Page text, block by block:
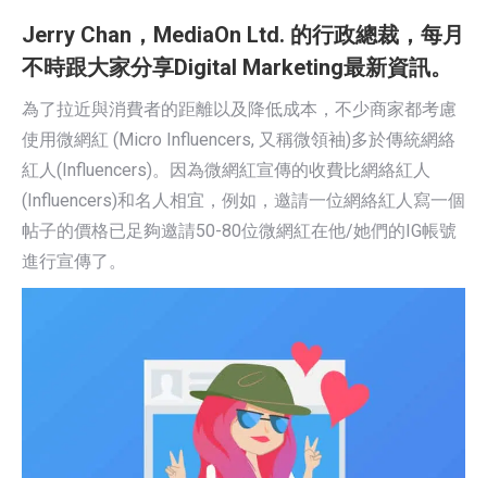
Jerry Chan，MediaOn Ltd. 的行政總裁，每月
不時跟大家分享Digital Marketing最新資訊。
為了拉近與消費者的距離以及降低成本，不少商家都考慮
使用微網紅 (Micro Influencers, 又稱微領袖)多於傳統網絡
紅人(Influencers)。因為微網紅宣傳的收費比網絡紅人
(Influencers)和名人相宜，例如，邀請一位網絡紅人寫一個
帖子的價格已足夠邀請50-80位微網紅在他/她們的IG帳號
進行宣傳了。